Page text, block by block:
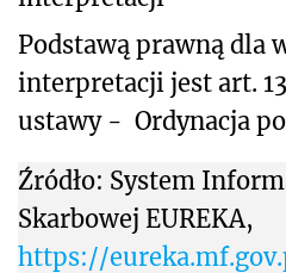
Podstawą prawną dla
interpretacji jest art.
ustawy - Ordynacja
Źródło: System
Skarbowej EUREKA,
https://